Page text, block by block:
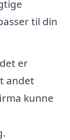
til din
er
andet
kunne